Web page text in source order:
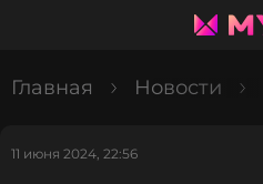
Главная Новости
11 июня 2024, 22:56